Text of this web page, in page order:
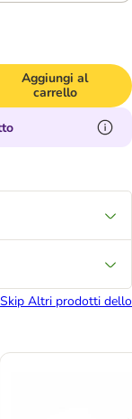
Aggiungi al
carrello
Skip Altri prodotti dello